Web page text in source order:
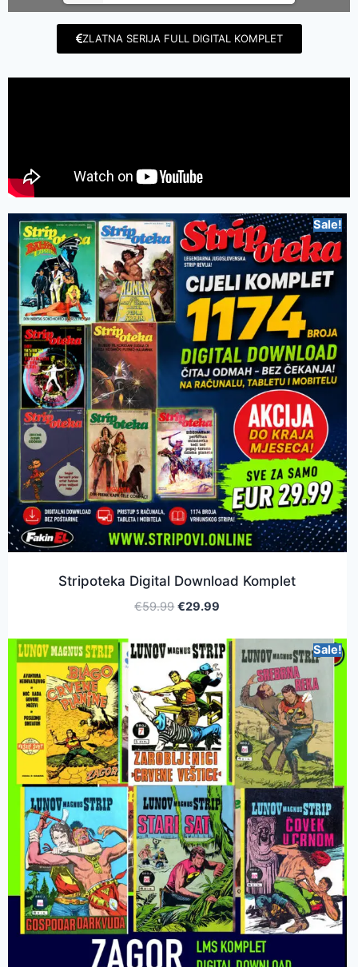
ZLATNA SERIJA FULL DIGITAL KOMPLET
Sale!
Stripoteka Digital Download Komplet
€59.99 €29.99
Sale!